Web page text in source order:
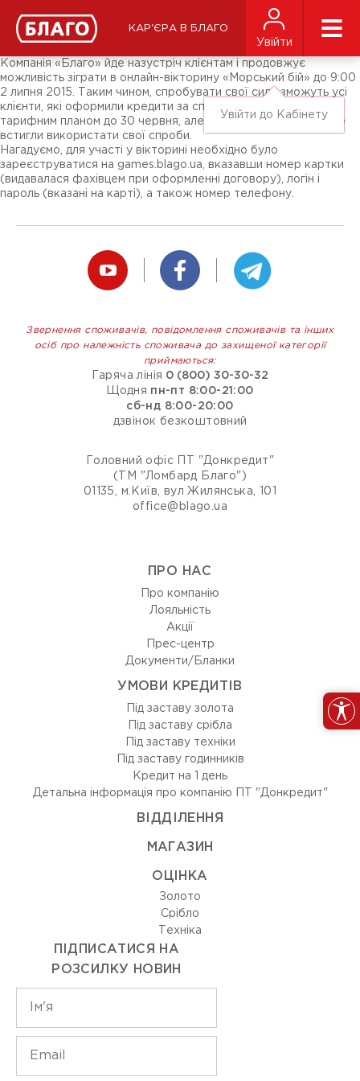
КАР'ЄРА В БЛАГО
Увійти
Увійти до Кабінету
ЗМІ про нас
Підписники соц-мереж
Ярмарки
Компанія «Благо» йде назустріч клієнтам і продовжує
можливість зіграти в онлайн-вікторину «Морський бій» до 9:00
2 липня 2015. Таким чином, спробувати свої сили зможуть усі
клієнти, які оформили кредити за спеціальним акційним
тарифним планом до 30 червня, але з яких-небудь причин не
встигли використати свої спроби.
Нагадуємо, для участі у вікторині необхідно було
зареєструватися на games.blago.ua, вказавши номер картки
(видавалася фахівцем при оформленні договору), логін і
пароль (вказані на карті), а також номер телефону.
Звернення споживачів, повідомлення споживачів та інших
осіб про належність споживача до захищеної категорії
приймаються:
Гаряча лінія 0 (800) 30-30-32
Щодня пн-пт 8:00-21:00
сб-нд 8:00-20:00
дзвінок безкоштовний
Головний офіс ПТ "Донкредит"
(ТМ "Ломбард Благо")
01135, м.Київ, вул Жилянська, 101
office@blago.ua
ПРО НАС
Про компанію
Лояльність
Акції
Прес-центр
Документи/Бланки
УМОВИ КРЕДИТІВ
Під заставу золота
Під заставу срібла
Під заставу техніки
Під заставу годинників
Кредит на 1 день
Детальна інформація про компанію ПТ "Донкредит"
ВIДДIЛЕННЯ
МАГАЗИН
ОЦIНКА
Золото
Срiбло
Технiка
ПІДПИСАТИСЯ НА
РОЗСИЛКУ НОВИН